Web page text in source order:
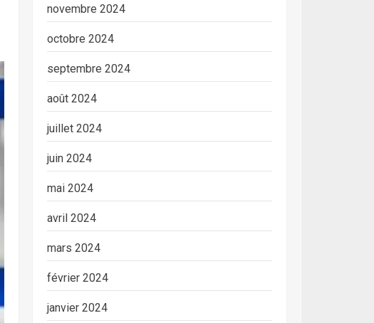
novembre 2024
octobre 2024
septembre 2024
août 2024
juillet 2024
juin 2024
mai 2024
avril 2024
mars 2024
février 2024
janvier 2024